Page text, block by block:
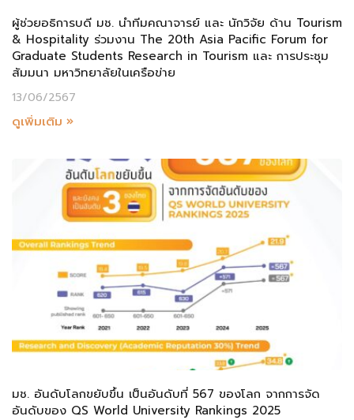
ผู้ช่วยอธิการบดี มช. นำทีมคณาจารย์ และ นักวิจัย ด้าน Tourism
& Hospitality ร่วมงาน The 20th Asia Pacific Forum for
Graduate Students Research in Tourism และ การประชุม
สัมมนา มหาวิทยาลัยในเครือข่าย
13/06/2567
ดูเพิ่มเติม »
มช. อันดับโลกขยับขึ้น เป็นอันดับที่ 567 ของโลก จากการจัด
อันดับของ QS World University Rankings 2025